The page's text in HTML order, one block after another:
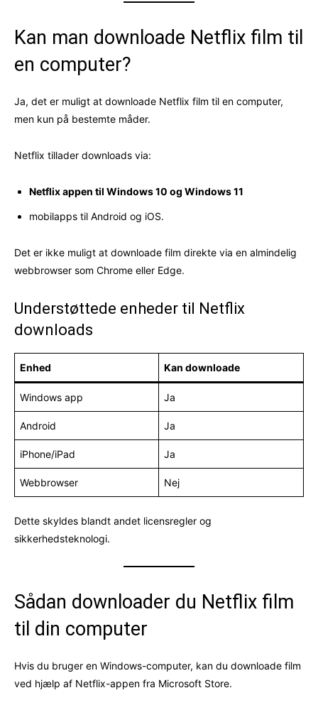
Kan man downloade Netflix film til
en computer?
Ja, det er muligt at downloade Netflix film til en computer,
men kun på bestemte måder.
Netflix tillader downloads via:
Netflix appen til Windows 10 og Windows 11
mobilapps til Android og iOS.
Det er ikke muligt at downloade film direkte via en almindelig
webbrowser som Chrome eller Edge.
Understøttede enheder til Netflix
downloads
Enhed Kan downloade
Windows app Ja
Android Ja
iPhone/iPad Ja
Webbrowser Nej
Dette skyldes blandt andet licensregler og
sikkerhedsteknologi.
Sådan downloader du Netflix film
til din computer
Hvis du bruger en Windows-computer, kan du downloade film
ved hjælp af Netflix-appen fra Microsoft Store.